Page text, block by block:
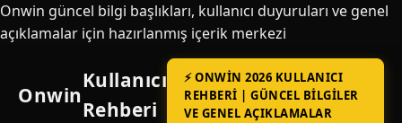
Onwin güncel bilgi başlıkları, kullanıcı duyuruları ve genel
açıklamalar için hazırlanmış içerik merkezi
Onwin
Kullanıcı
Rehberi
⚡ ONWIN 2026 KULLANICI
REHBERI | GÜNCEL BILGILER
VE GENEL AÇIKLAMALAR